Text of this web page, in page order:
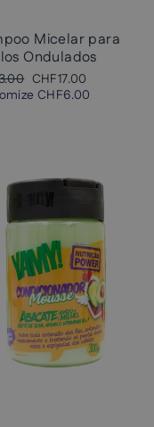
Micelar para
Ondulados
Preço
promocional
CHF17.00
CHF6.00